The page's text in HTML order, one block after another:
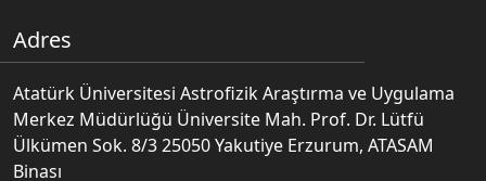
Adres
Atatürk Üniversitesi Astrofizik Araştırma ve Uygulama
Merkez Müdürlüğü Üniversite Mah. Prof. Dr. Lütfü
Ülkümen Sok. 8/3 25050 Yakutiye Erzurum, ATASAM
Binası